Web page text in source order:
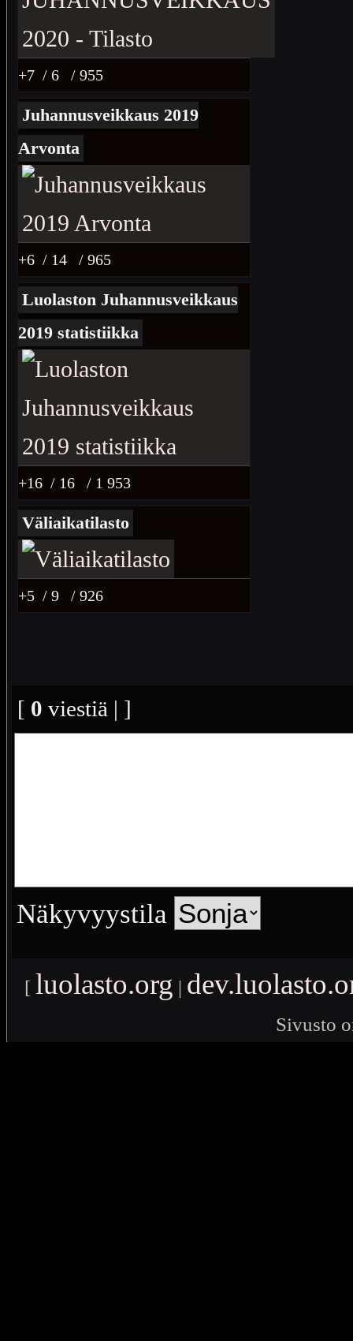
+7 / 6 / 955
Juhannusveikkaus 2019
Arvonta
+6 / 14 / 965
Luolaston Juhannusveikkaus
2019 statistiikka
+16 / 16 / 1 953
Väliaikatilasto
+5 / 9 / 926
[ 0 viestiä | ]
Näkyvyystila
[ luolasto.org |
Sivusto